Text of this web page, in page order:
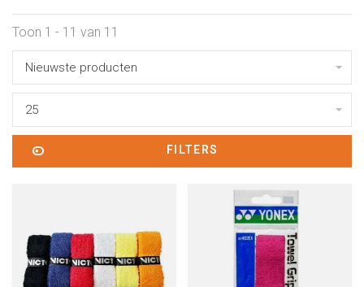
Toon 1 - 11 van 11
Nieuwste producten
25
FILTERS